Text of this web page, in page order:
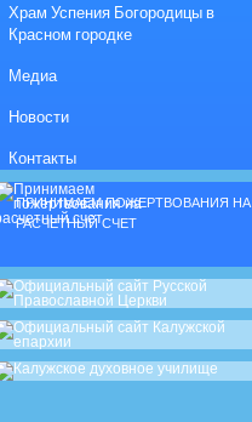
Храм Успения Богородицы в
Красном городке
Медиа
Новости
Контакты
ПРИНИМАЕМ ПОЖЕРТВОВАНИЯ НА
РАСЧЕТНЫЙ СЧЕТ